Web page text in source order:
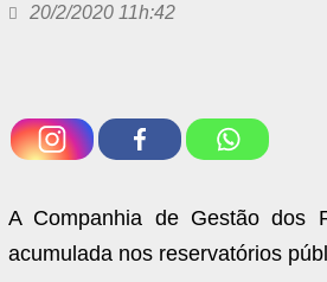
20/2/2020 11h:42
A Companhia de Gestão dos
acumulada nos reservatórios